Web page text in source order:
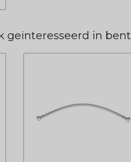
geïnteresseerd in bent